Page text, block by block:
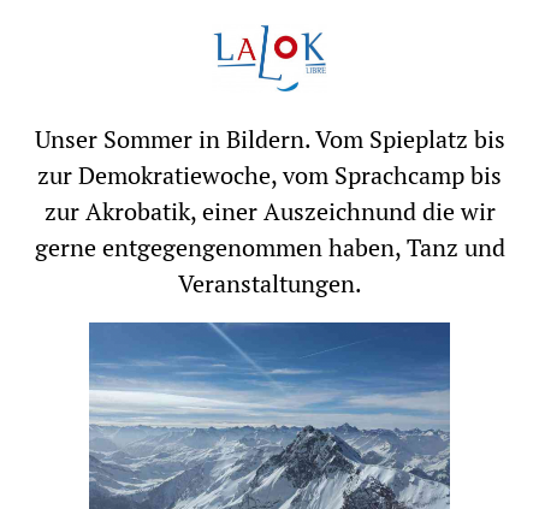
Unser Sommer in Bildern. Vom Spieplatz bis
zur Demokratiewoche, vom Sprachcamp bis
zur Akrobatik, einer Auszeichnund die wir
gerne entgegengenommen haben, Tanz und
Veranstaltungen.